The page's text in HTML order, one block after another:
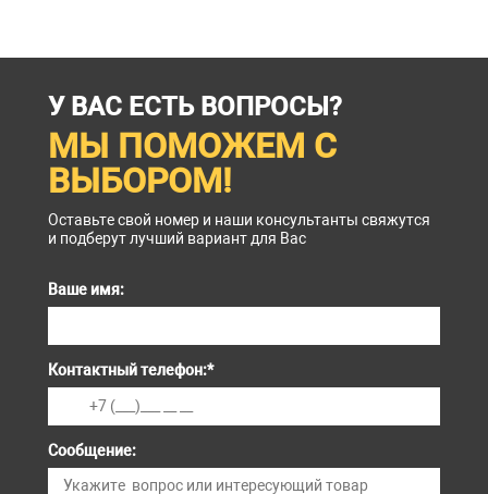
У ВАС ЕСТЬ ВОПРОСЫ?
МЫ ПОМОЖЕМ С
ВЫБОРОМ!
Оставьте свой номер и наши консультанты свяжутся
и подберут лучший вариант для Вас
Ваше имя:
Контактный телефон:*
Сообщение: